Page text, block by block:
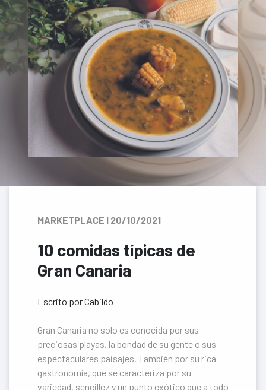
MARKETPLACE | 20/10/2021
10 comidas típicas de
Gran Canaria
Escrito por Cabildo
Gran Canaria no solo es conocida por sus
preciosas playas, la bondad de su gente o sus
espectaculares paisajes. También por su rica
gastronomía, que se caracteriza por su
variedad, sencillez y un punto exótico que a todo